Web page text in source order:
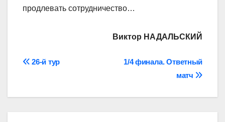
продлевать сотрудничество…
Виктор НАДАЛЬСКИЙ
Навігація
1/4 финала. Ответный
матч
26-й тур